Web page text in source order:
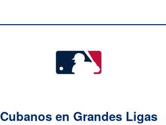
Cubanos en Grandes Ligas